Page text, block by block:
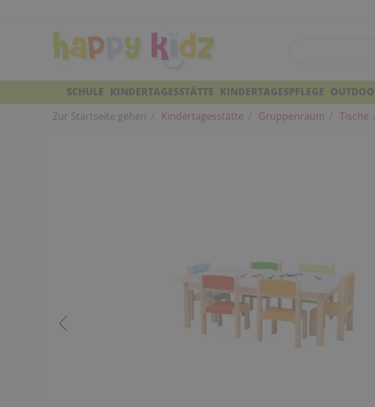
SCHULE KINDERTAGESSTÄTTE KINDERTAGESPFLEGE
Zur Startseite gehen
Kindertagesstätte Gruppenraum Tische